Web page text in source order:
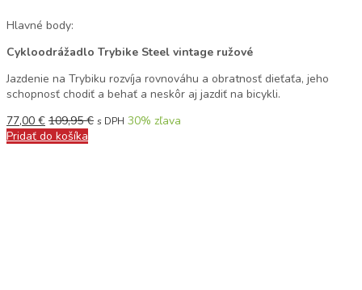
Hlavné body:
Cykloodrážadlo Trybike Steel vintage ružové
Jazdenie na Trybiku rozvíja rovnováhu a obratnosť dieťaťa, jeho
schopnosť chodiť a behať a neskôr aj jazdiť na bicykli.
77,00 € 109,95€ s DPH 30% zľava
Pridať do košíka